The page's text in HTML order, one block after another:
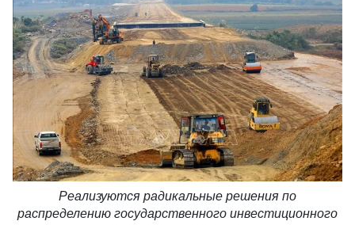
Реализуются радикальные решения по
распределению государственного инвестиционного